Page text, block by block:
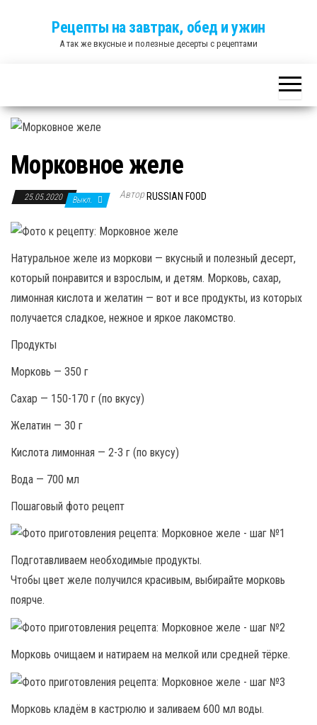
Рецепты на завтрак, обед и ужин
А так же вкусные и полезные десерты с рецептами
Морковное желе
25.05.2020 Выкл. Автор RUSSIAN FOOD
Натуральное желе из моркови — вкусный и полезный десерт,
который понравится и взрослым, и детям. Морковь, сахар,
лимонная кислота и желатин — вот и все продукты, из которых
получается сладкое, нежное и яркое лакомство.
Продукты
Морковь — 350 г
Сахар — 150-170 г (по вкусу)
Желатин — 30 г
Кислота лимонная — 2-3 г (по вкусу)
Вода — 700 мл
Пошаговый фото рецепт
Подготавливаем необходимые продукты.
Чтобы цвет желе получился красивым, выбирайте морковь
поярче.
Морковь очищаем и натираем на мелкой или средней тёрке.
Морковь кладём в кастрюлю и заливаем 600 мл воды.